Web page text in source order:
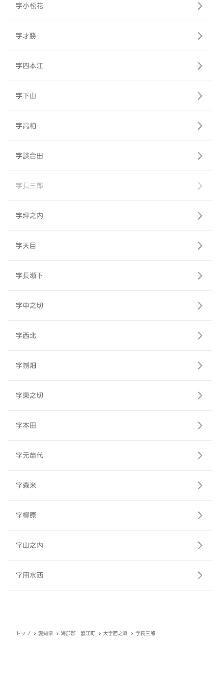
字小松花
字才勝
字四本江
字下山
字高粕
字談合田
字長三郎
字坪之内
字天目
字長瀬下
字中之切
字西北
字刎畑
字東之切
字本田
字元苗代
字森米
字柳原
字山之内
字用水西
トップ 愛知県 海部郡 蟹江町 大字西之森 字長三郎